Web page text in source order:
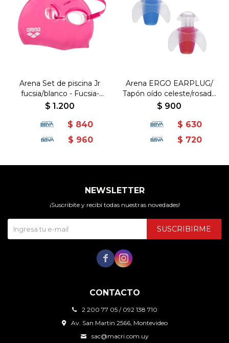
Arena Set de piscina Jr
fucsia/blanco - Fucsia-
Blanco
$ 1.200
$ 840
$ 960
Arena ERGO EARPLUG/
Tapón oído celeste/rosado
- Celeste-Rosado
$ 900
$ 630
$ 720
CONTACTO
2 200 77 05 / 092 138 710
Av. San Martin 2566, Montevideo
sac@macri.com.uy
NEWSLETTER
¡Suscribite y recibí todas nuestras novedades!
SUSCRIBIRME
 